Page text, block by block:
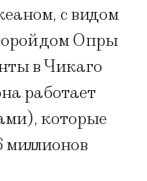
с видом
дом Опры
в Чикаго
работает
которые